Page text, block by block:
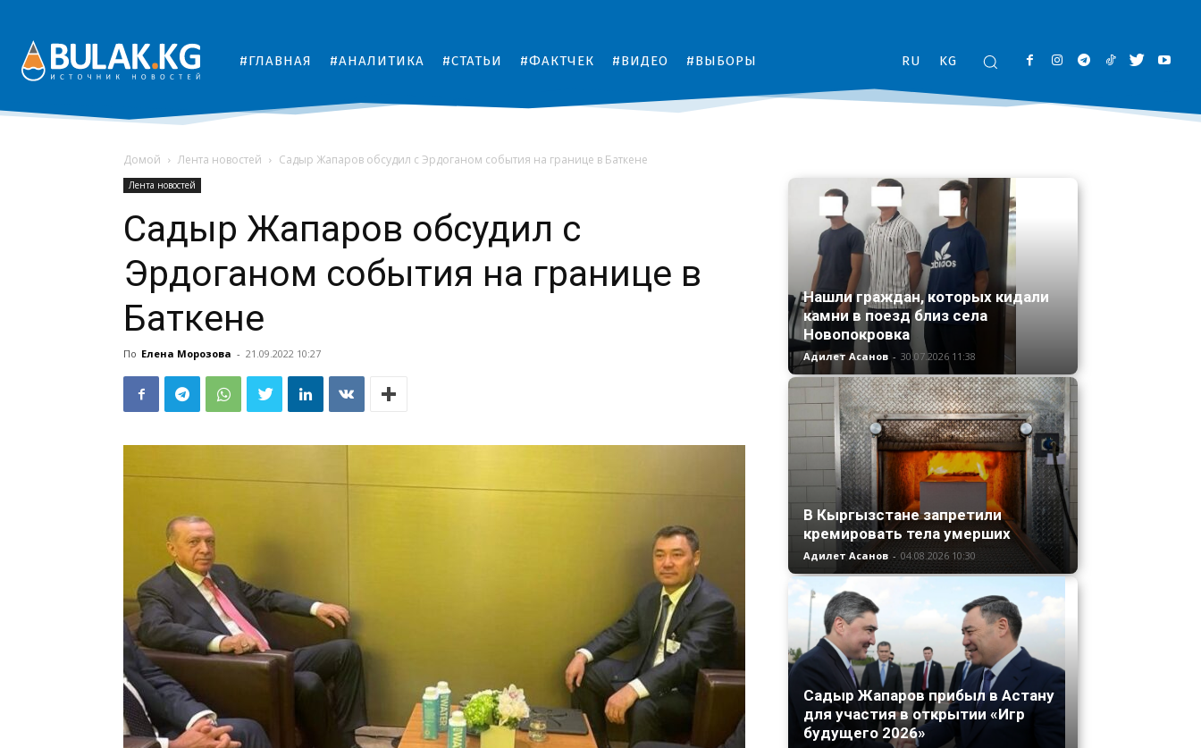
#ГЛАВНАЯ #АНАЛИТИКА #СТАТЬИ #ФАКТЧЕК #ВИДЕО #ВЫБОРЫ RU KG
Домой Лента новостей Садыр Жапаров обсудил с Эрдоганом события на границе в Баткене
Лента новостей
Садыр Жапаров обсудил с
Эрдоганом события на границе в
Баткене
По Елена Морозова - 21.09.2022 10:27
Нашли граждан, которых кидали
камни в поезд близ села
Новопокровка
Адилет Асанов - 30.07.2026 11:38
В Кыргызстане запретили
кремировать тела умерших
Адилет Асанов - 04.08.2026 10:30
Садыр Жапаров прибыл в Астану
для участия в открытии «Игр
будущего 2026»